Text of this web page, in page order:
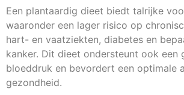
Een plantaardig dieet biedt talrijke
waaronder een lager risico op
hart- en vaatziekten, diabetes en
kanker. Dit dieet ondersteunt ook een
bloeddruk en bevordert een optimale
gezondheid.